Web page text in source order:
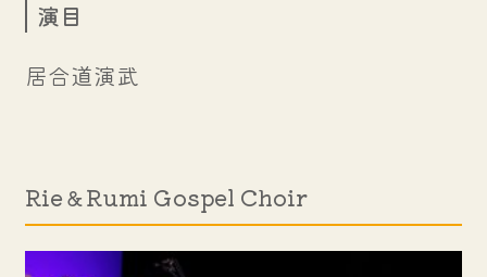
演目
居合道演武
Rie＆Rumi Gospel Choir